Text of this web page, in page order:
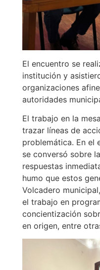
El encuentro se
institución y
organizaciones
autoridades
El trabajo en la
trazar líneas de
problemática. En el
se conversó sobre
respuestas
humo que estos
Volcadero
el trabajo en
concientización
en origen, entre